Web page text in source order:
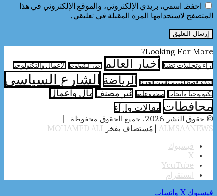
احفظ اسمي، بريدي الإلكتروني، والموقع الإلكتروني في هذا
المتصفح لاستخدامها المرة المقبلة في تعليقي.
Looking For More?
آراء وتحليلات تقنية أخبار العالم اخبار التكنولوجيا الأعمال والتكنولوجيا
الذكاء الاصطناعي والتقنيات الحديثة الرياضة الشارع السياسي
تكنولوجيا وابحاث صحة وعلوم غير مصنف مال واعمال
محافطات مقالات وارآء
© حقوق النشر 2026، جميع الحقوق محفوظة |
ALMSAANEWS | مُستضاف بفخر MOHAMED ALI
فيسبوك
‫X
‫YouTube
انستقرام
فيسبوك ‫X واتساب